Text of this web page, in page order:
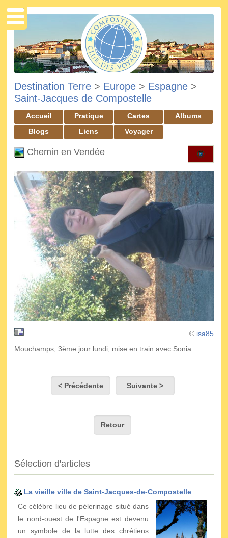
Destination Terre > Europe > Espagne >
Saint-Jacques de Compostelle
Accueil Pratique Cartes
Albums
Blogs
Liens Voyager
Chemin en Vendée
© isa85
Mouchamps, 3ème jour lundi, mise en train avec Sonia
< Précédente Suivante >
Retour
Sélection d'articles
La vieille ville de Saint-Jacques-de-Compostelle
Ce célèbre lieu de pèlerinage situé dans
le nord-ouest de l'Espagne est devenu
un symbole de la lutte des chrétiens